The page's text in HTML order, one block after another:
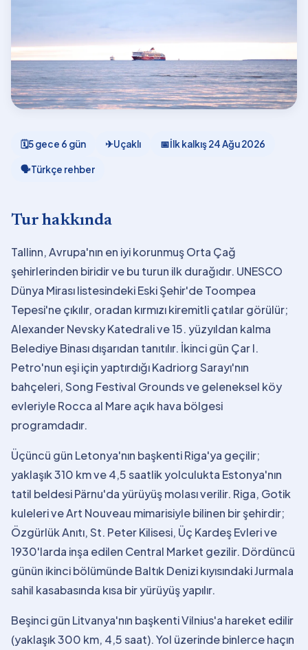
🗓5 gece 6 gün ✈Uçaklı 📅İlk kalkış24 Ağu 2026
🗣Türkçe rehber
Tur hakkında
Tallinn, Avrupa'nın en iyi korunmuş Orta Çağ
şehirlerinden biridir ve bu turun ilk durağıdır. UNESCO
Dünya Mirası listesindeki Eski Şehir'de Toompea
Tepesi'ne çıkılır, oradan kırmızı kiremitli çatılar görülür;
Alexander Nevsky Katedrali ve 15. yüzyıldan kalma
Belediye Binası dışarıdan tanıtılır. İkinci gün Çar I.
Petro'nun eşi için yaptırdığı Kadriorg Sarayı'nın
bahçeleri, Song Festival Grounds ve geleneksel köy
evleriyle Rocca al Mare açık hava bölgesi
programdadır.
Üçüncü gün Letonya'nın başkenti Riga'ya geçilir;
yaklaşık 310 km ve 4,5 saatlik yolculukta Estonya'nın
tatil beldesi Pärnu'da yürüyüş molası verilir. Riga, Gotik
kuleleri ve Art Nouveau mimarisiyle bilinen bir şehirdir;
Özgürlük Anıtı, St. Peter Kilisesi, Üç Kardeş Evleri ve
1930'larda inşa edilen Central Market gezilir. Dördüncü
günün ikinci bölümünde Baltık Denizi kıyısındaki Jurmala
sahil kasabasında kısa bir yürüyüş yapılır.
Beşinci gün Litvanya'nın başkenti Vilnius'a hareket edilir
(yaklaşık 300 km, 4,5 saat). Yol üzerinde binlerce haçın